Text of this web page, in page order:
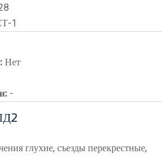
1
Нет
-
глухие, съезды перекрестные,